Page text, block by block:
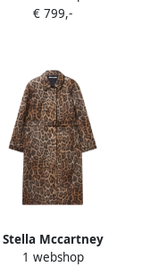
Black Dames
€ 799,-
Stella Mccartney
Luipaardprint Riem
1 webshop